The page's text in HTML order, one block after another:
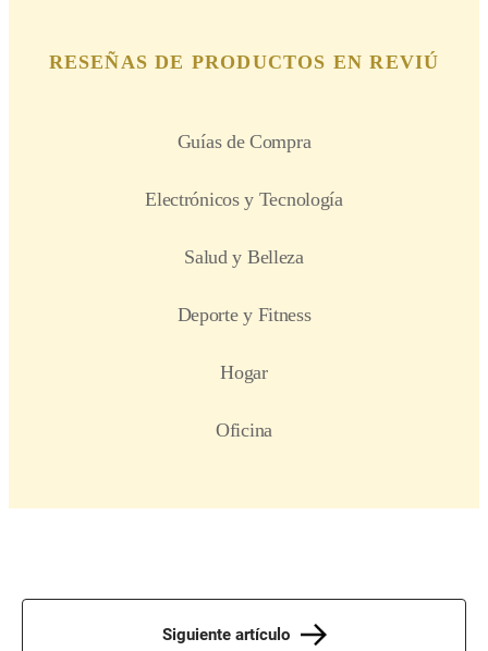
Siguiente artículo